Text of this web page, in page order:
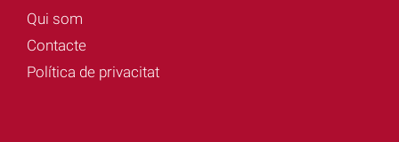
Qui som
Contacte
Política de privacitat